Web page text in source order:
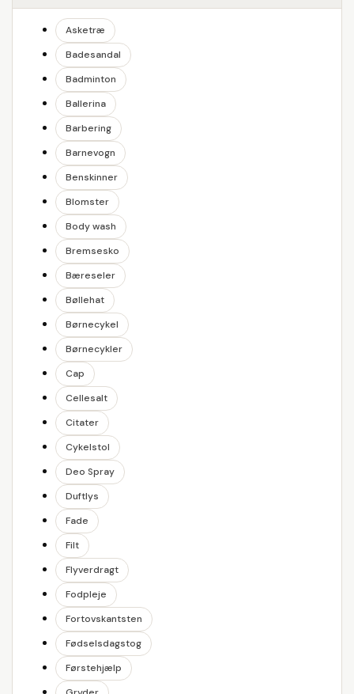
Asketræ
Badesandal
Badminton
Ballerina
Barbering
Barnevogn
Benskinner
Blomster
Body wash
Bremsesko
Bæreseler
Bøllehat
Børnecykel
Børnecykler
Cap
Cellesalt
Citater
Cykelstol
Deo Spray
Duftlys
Fade
Filt
Flyverdragt
Fodpleje
Fortovskantsten
Fødselsdagstog
Førstehjælp